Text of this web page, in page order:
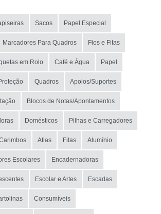
Sacos Papel Especial
Marcadores Para Quadros Fios e Fitas
em Rolo Café e Água Papel
Quadros Apoios/Suportes
Blocos de Notas/Apontamentos
Domésticos Pilhas e Carregadores
Afias Fitas Alumínio
Escolares Encadernadoras
Escolar e Artes Escadas
Consumíveis